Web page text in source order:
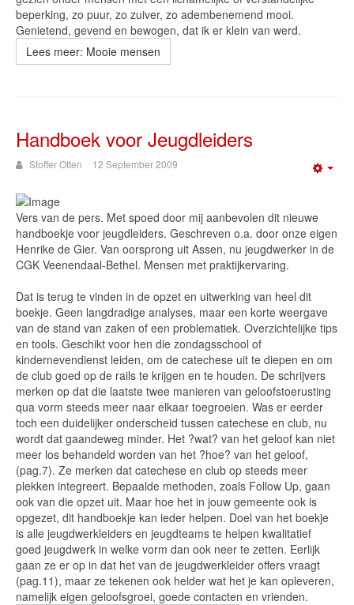
beperking, zo puur, zo zuiver, zo adembenemend mooi.
Genietend, gevend en bewogen, dat ik er klein van werd.
Lees meer: Mooie mensen
Handboek voor Jeugdleiders
Stoffer Otten 12 September 2009
Vers van de pers. Met spoed door mij aanbevolen dit nieuwe
handboekje voor jeugdleiders. Geschreven o.a. door onze eigen
Henrike de Gier. Van oorsprong uit Assen, nu jeugdwerker in de
CGK Veenendaal-Bethel. Mensen met praktijkervaring.
Dat is terug te vinden in de opzet en uitwerking van heel dit
boekje. Geen langdradige analyses, maar een korte weergave
van de stand van zaken of een problematiek. Overzichtelijke tips
en tools. Geschikt voor hen die zondagsschool of
kindernevendienst leiden, om de catechese uit te diepen en om
de club goed op de rails te krijgen en te houden. De schrijvers
merken op dat die laatste twee manieren van geloofstoerusting
qua vorm steeds meer naar elkaar toegroeien. Was er eerder
toch een duidelijker onderscheid tussen catechese en club, nu
wordt dat gaandeweg minder. Het ?wat? van het geloof kan niet
meer los behandeld worden van het ?hoe? van het geloof,
(pag.7). Ze merken dat catechese en club op steeds meer
plekken integreert. Bepaalde methoden, zoals Follow Up, gaan
ook van die opzet uit. Maar hoe het in jouw gemeente ook is
opgezet, dit handboekje kan ieder helpen. Doel van het boekje
is alle jeugdwerkleiders en jeugdteams te helpen kwalitatief
goed jeugdwerk in welke vorm dan ook neer te zetten. Eerlijk
gaan ze er op in dat het van de jeugdwerkleider offers vraagt
(pag.11), maar ze tekenen ook helder wat het je kan opleveren,
namelijk eigen geloofsgroei, goede contacten en vrienden.